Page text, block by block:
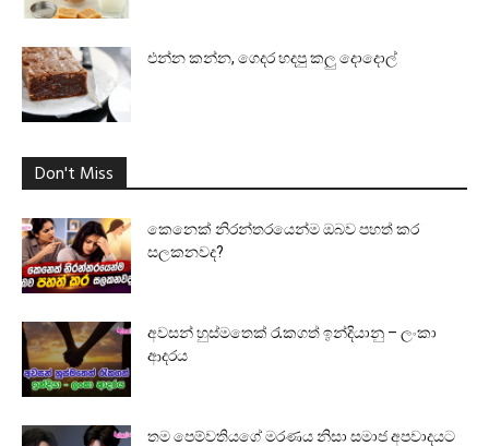
එන්න කන්න, ගෙදර හදපු කලු දොදොල්
Don't Miss
කෙනෙක් නිරන්තරයෙන්ම ඔබව පහත් කර
සලකනවද?
අවසන් හුස්මතෙක් රැකගත් ඉන්දියානු – ලංකා
ආදරය
තම පෙම්වතියගේ මරණය නිසා සමාජ අපවාදයට